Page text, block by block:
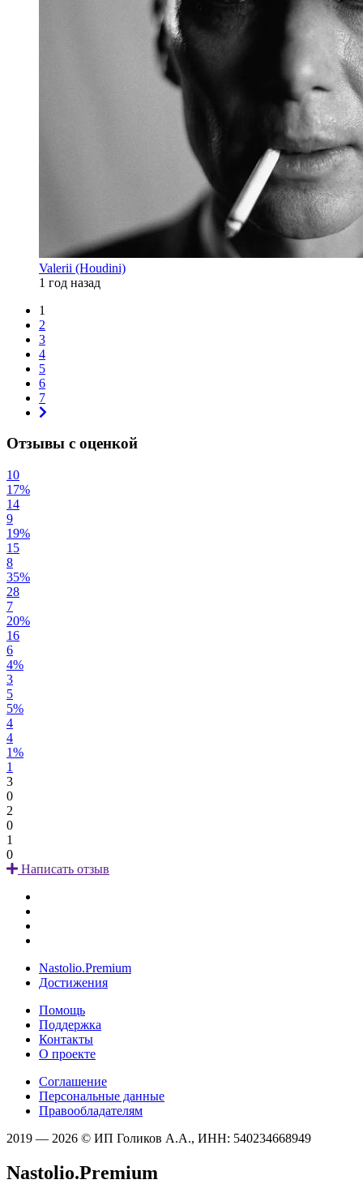
Valerii (Houdini)
1 год назад
1
2
3
4
5
6
7
Отзывы с оценкой
10
17%
14
9
19%
15
8
35%
28
7
20%
16
6
4%
3
5
5%
4
4
1%
1
3
0
2
0
1
0
Написать отзыв
Nastolio.Premium
Достижения
Помощь
Поддержка
Контакты
О проекте
Соглашение
Персональные данные
Правообладателям
2019 — 2026 © ИП Голиков А.А., ИНН: 540234668949
Nastolio.Premium